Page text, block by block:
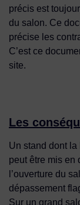
précis est
du salon. Ce
précise les
C’est ce
site.
Les
Un stand dont la
peut être mis en
l’ouverture du
dépassement
Sur un grand